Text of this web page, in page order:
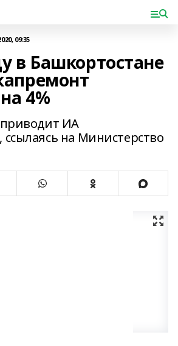
09:35
в Башкортостане
4%
ИА
на Министерство